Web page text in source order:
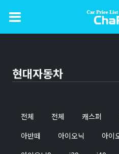
현대자동차
전체 전체 캐스퍼
아반떼
아이오닉 아이